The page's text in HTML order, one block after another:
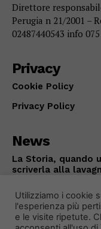
Direttore
Perugia n 21/2001 –
02487440543 info
Privacy
Cookie Policy
Privacy Policy
News
La Storia, quando
scriverla alla
Utilizziamo i cookie
l'esperienza più
e le visite ripetute.